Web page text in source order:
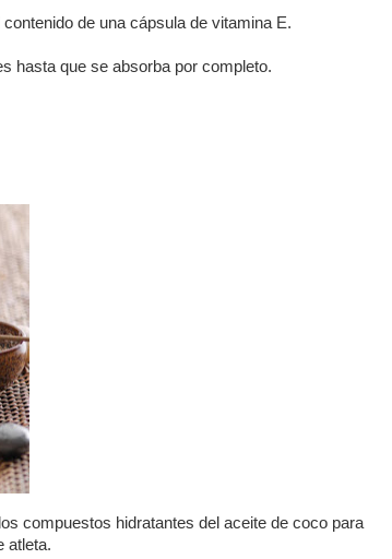
de una cápsula de vitamina E.
hasta que se absorba por completo.
compuestos hidratantes del aceite de coco para
atleta.